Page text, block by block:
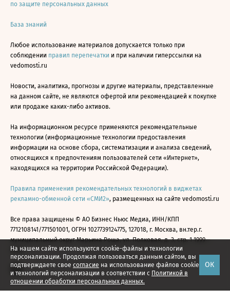
На нашем сайте используются cookie-файлы и технологии
персонализации. Продолжая пользоваться данным сайтом, вы
подтверждаете свое согласие на использование файлов cookie
и технологий персонализации в соответствии с Политикой в
отношении обработки персональных данных.
ОК
по защите персональных данных
База знаний
Любое использование материалов допускается только при
соблюдении правил перепечатки и при наличии гиперссылки на
vedomosti.ru
Новости, аналитика, прогнозы и другие материалы, представленные
на данном сайте, не являются офертой или рекомендацией к покупке
или продаже каких-либо активов.
На информационном ресурсе применяются рекомендательные
технологии (информационные технологии предоставления
информации на основе сбора, систематизации и анализа сведений,
относящихся к предпочтениям пользователей сети «Интернет»,
находящихся на территории Российской Федерации).
Правила применения рекомендательных технологий в виджетах
рекламно-обменной сети «СМИ2», размещенных на сайте vedomosti.ru
Все права защищены © АО Бизнес Ньюс Медиа, ИНН/КПП
7712108141/771501001, ОГРН 1027739124775, 127018, г. Москва, вн.тер.г.
муниципальный округ Марьина Роща, ул. Полковая, д. 3, стр. 1 1999—
2026